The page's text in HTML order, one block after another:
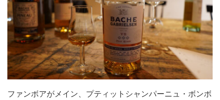
ファンボアがメイン、プティットシャンパーニュ・ボンボ